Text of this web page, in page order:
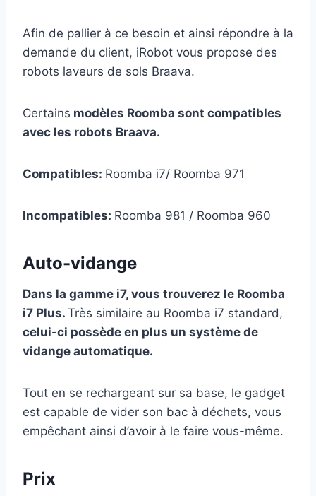
Afin de pallier à ce besoin et ainsi répondre à la
demande du client, iRobot vous propose des
robots laveurs de sols Braava.
Certains modèles Roomba sont compatibles
avec les robots Braava.
Compatibles: Roomba i7/ Roomba 971
Incompatibles: Roomba 981 / Roomba 960
Auto-vidange
Dans la gamme i7, vous trouverez le Roomba
i7 Plus. Très similaire au Roomba i7 standard,
celui-ci possède en plus un système de
vidange automatique.
Tout en se rechargeant sur sa base, le gadget
est capable de vider son bac à déchets, vous
empêchant ainsi d’avoir à le faire vous-même.
Prix